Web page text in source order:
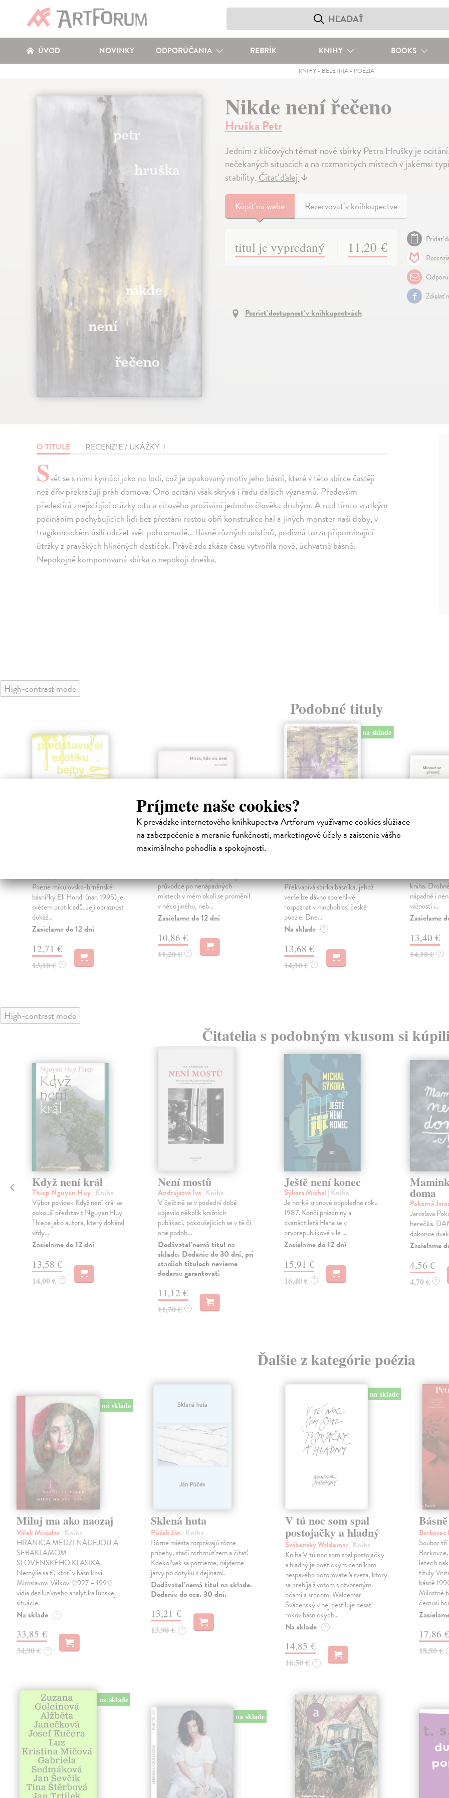
Príjmete naše cookies?
K prevádzke internetového kníhkupectva Artforum využívame cookies slúžiace
na zabezpečenie a meranie funkčnosti, marketingové účely a zaistenie vášho
maximálneho pohodlia a spokojnosti.
ÚVOD NOVINKY ODPORÚČANIA REBRÍK KNIHY BOOKS
KNIHY - BELETRIA - POÉZIA
Nikde není řečeno
Hruška Petr
Jedním z klíčových témat nové sbírky Petra Hrušky je
nečekaných situacích a na rozmanitých místech v jakémsi
stability.Čítať ďalej↓
Kúpiťna webe Rezervovať v kníhkupectve
titul je vypredaný 11,20 €
Pridať
Zdielať
Pozrieť dostupnosť v kníhkupectvách
O TITULE RECENZIE / UKÁŽKY 1
Svět se s nimi kymácí jako na lodi, což je opakovaný motiv jeho básní, které v této sbírce častěji
než dřív překračují práh domova. Ono ocitání však skrývá i řadu dalších významů. Především
předestírá znejisťující otázky citu a citového prožívání jednoho člověka druhým. A nad tímto vratkým
počínáním pochybujících lidí bez přestání rostou obří konstrukce hal a jiných monster naší doby, v
tragikomickém úsilí udržet svět pohromadě… Básně různých odstínů, podivná torza připomínající
útržky z pravěkých hliněných destiček. Právě zde zkáza času vytvořila nové, úchvatné básně.
Nepokojně komponovaná sbírka o nepokoji dneška.
High-contrast mode
Podobné tituly
Hondl Eli| Kniha
Poezie mikulovsko-brněnské
básnířky Eli Hondl (nar. 1995) je
světem protikladů. Její obraznost
dokáž...
Zasielame do 12 dní
12,71 €
13,10 € ?
Místa, kde nic není
průvodce po nenápadných
místech v mém okolí se proměnil
v něco jiného, neb...
Zasielame do 12 dní
10,86 €
11,20 € ?
na sklade
Hruška Petr| Kniha
Překvapivá sbírka básníka, jehož
verše lze dávno spolehlivě
rozpoznat v mnohohlasí české
poezie. Dne...
Na sklade ?
13,68 €
14,10 € ?
kniha.
nápadně i
vážností i...
Zasielame
13,40 €
14,10 € ?
High-contrast mode
Čitatelia s podobným vkusom si
Když není král
Thiep Nguyen Huy| Kniha
Výbor povídek Když není král se
pokouší představit Nguyen Huy
Thiepa jako autora, který dokázal
vždy...
Zasielame do 12 dní
13,58 €
14,00 € ?
Není mostů
Andrejsová Iva| Kniha
V češtině se v poslední době
objevilo několik knižních
publikací, pokoušejících se v té či
oné podob...
Dodávateľ nemá titul na
sklade. Dodanie do 30 dní, pri
starších tituloch nevieme
dodanie garantovať.
11,12 €
11,70 € ?
Ještě není konec
Sýkora Michal | Kniha
Je horké srpnové odpoledne roku
1987. Končí prázdniny a
dvanáctiletá Hana se v
prvorepublikové vile ...
Zasielame do 12 dní
15,91 €
16,40 € ?
doma
Pokorná
Jaroslava
herečka.
dokonce
Zasielame
4,56 €
4,70 € ?
Ďalšie z kategórie poézia
na sklade
Miluj ma ako naozaj
Válek Miroslav| Kniha
HRANICA MEDZI NÁDEJOU A
SEBAKLAMOM
SLOVENSKÉHO KLASIKA.
Nemýlia sa tí, ktorí v básnikovi
Miroslavovi Válkovi (1927 – 1991)
vidia deziluzívneho analytika ľudskej
situácie.
Na sklade ?
33,85 €
34,90 € ?
Sklená huta
Púček Ján | Kniha
Rôzne miesta rozprávajú rôzne
príbehy, stačí rozhrnúť zem a čítať.
Kdekoľvek sa pozrieme, nájdeme
jazvy po dotyku s dejinami.
Dodávateľ nemá titul na sklade.
Dodanie do cca. 30 dní.
13,21 €
13,90 € ?
na sklade
V tú noc som spal
postojačky a hladný
Švábenský Waldemar| Kniha
Kniha V tú noc som spal postojačky
a hladný je poetickým denníkom
nespavého pozorovateľa sveta, ktorý
sa prebíja životom s otvorenými
očami a srdcom. Waldemar
Švábenský v nej destiluje desať
rokov básnických…
Na sklade ?
14,85 €
16,50 € ?
Básně
Borkovec
Soubor
letech
tituly
básně
Milostné
čemusi
17,86 €
18,80 €
na sklade
na sklade